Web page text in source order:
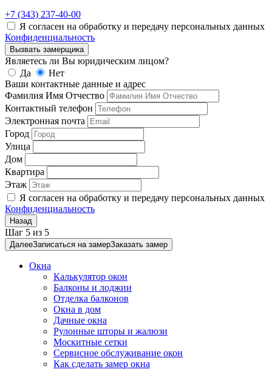
+7 (343) 237-40-00
Я согласен на обработку и передачу персональных данных
Конфиденциальность
Вызвать замерщика
Являетесь ли Вы юридическим лицом?
Да
Нет
Ваши контактные данные и адрес
Фамилия Имя Отчество
Контактный телефон
Электронная почта
Город
Улица
Дом
Квартира
Этаж
Я согласен на обработку и передачу персональных данных
Конфиденциальность
Назад
Шаг 5 из 5
ДалееЗаписаться на замерЗаказать замер
Окна
Калькулятор окон
Балконы и лоджии
Отделка балконов
Окна в дом
Дачные окна
Рулонные шторы и жалюзи
Москитные сетки
Сервисное обслуживание окон
Как сделать замер окна